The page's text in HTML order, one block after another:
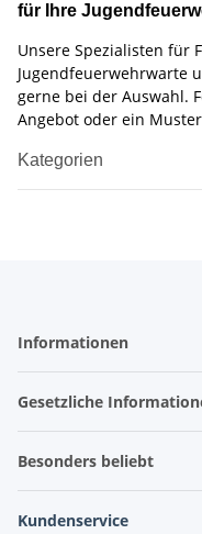
für Ihre
Unsere Spezialisten für
Jugendfeuerwehrwarte
gerne bei der Auswahl.
Angebot oder ein
Kategorien
Informationen
Gesetzliche
Besonders beliebt
Kundenservice